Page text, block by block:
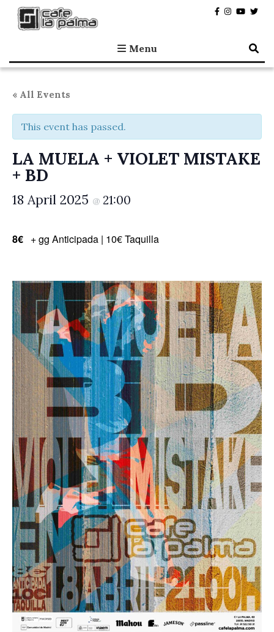
Café la Palma
Programming live music in Madrid since 1995.
Menu
« All Events
This event has passed.
LA MUELA + VIOLET MISTAKE
+ BD
18 April 2025 @ 21:00
8€ + gg Anticipada | 10€ Taquilla